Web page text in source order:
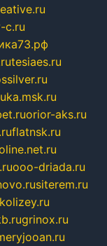
c.ru
tesiaes.ru
orior-aks.ru
flatnsk.ru
ooo-driada.ru
siterem.ru
grinox.ru